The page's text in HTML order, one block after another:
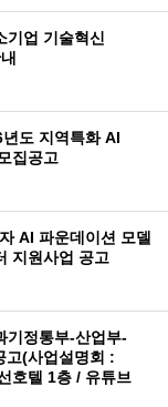
업 기술혁신
도 지역특화 AI
집공고
AI 파운데이션 모델
지원사업 공고
기정통부-산업부-
고(사업설명회 :
호텔 1층 / 유튜브